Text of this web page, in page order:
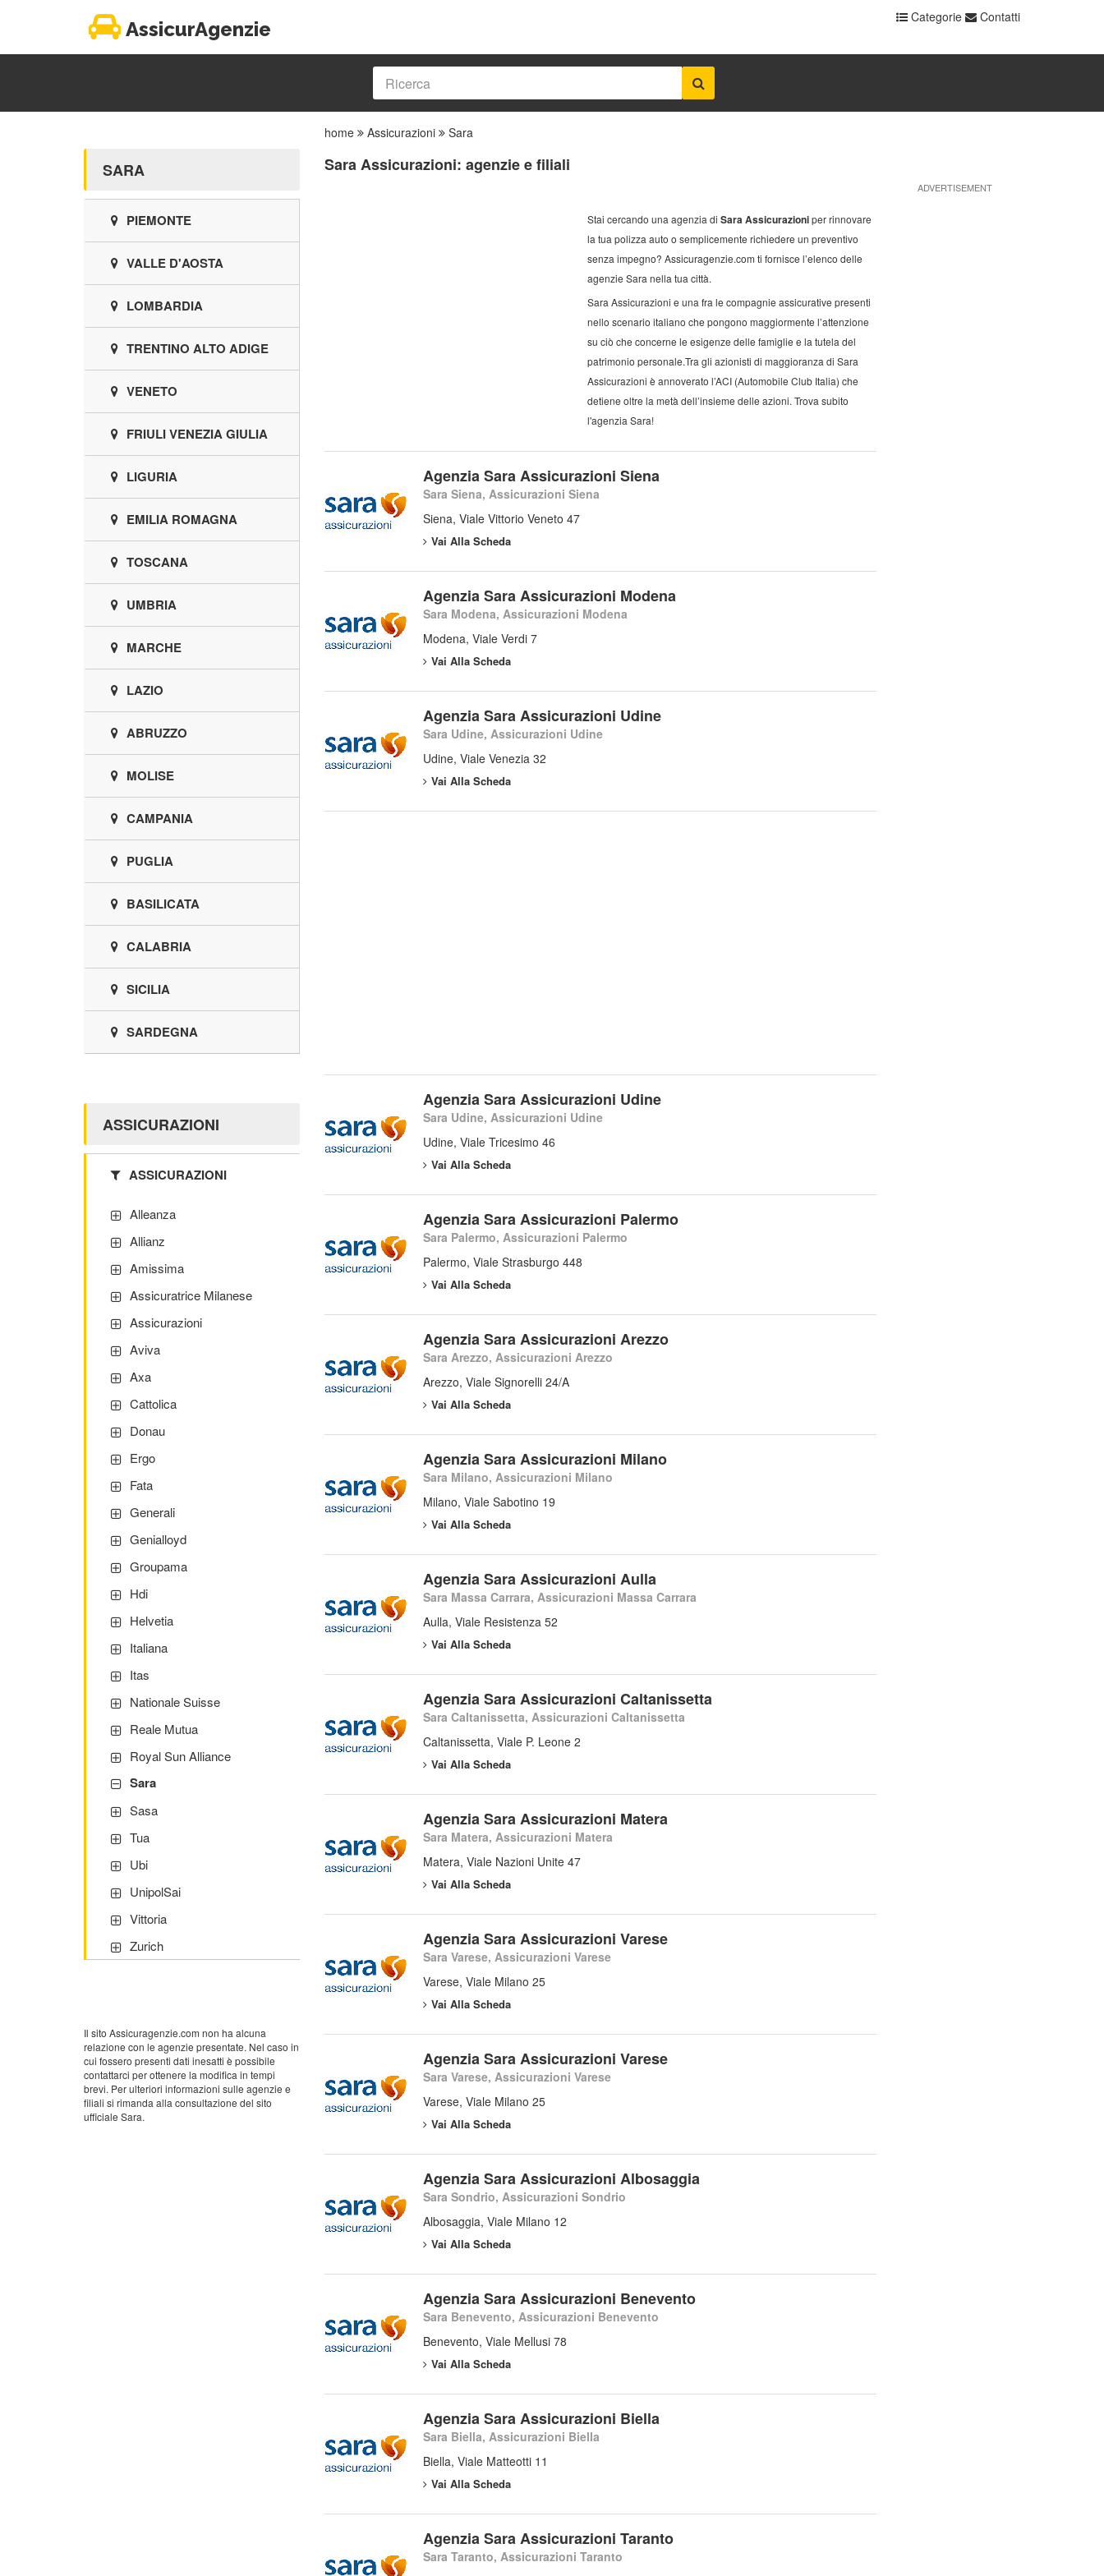
AssicurAgenzie
Categorie Contatti
home Assicurazioni Sara
Sara Assicurazioni: agenzie e filiali
Stai cercando una agenzia di Sara Assicurazioniper rinnovare
la tua polizza auto o semplicemente richiedere un preventivo
senza impegno? Assicuragenzie.com ti fornisce l’elenco delle
agenzie Sara nella tua città.
Sara Assicurazioni e una fra le compagnie assicurative presenti
nello scenario italiano che pongono maggiormente l’attenzione
su ciò che concerne le esigenze delle famiglie e la tutela del
patrimonio personale.Tra gli azionisti di maggioranza di Sara
Assicurazioni è annoverato l’ACI (Automobile Club Italia) che
detiene oltre la metà dell’insieme delle azioni. Trova subito
l'agenzia Sara!
Agenzia Sara Assicurazioni Siena
Sara Siena, Assicurazioni Siena
Siena, Viale Vittorio Veneto 47
Vai Alla Scheda
Agenzia Sara Assicurazioni Modena
Sara Modena, Assicurazioni Modena
Modena, Viale Verdi 7
Vai Alla Scheda
Agenzia Sara Assicurazioni Udine
Sara Udine, Assicurazioni Udine
Udine, Viale Venezia 32
Vai Alla Scheda
Agenzia Sara Assicurazioni Udine
Sara Udine, Assicurazioni Udine
Udine, Viale Tricesimo 46
Vai Alla Scheda
Agenzia Sara Assicurazioni Palermo
Sara Palermo, Assicurazioni Palermo
Palermo, Viale Strasburgo 448
Vai Alla Scheda
Agenzia Sara Assicurazioni Arezzo
Sara Arezzo, Assicurazioni Arezzo
Arezzo, Viale Signorelli 24/A
Vai Alla Scheda
Agenzia Sara Assicurazioni Milano
Sara Milano, Assicurazioni Milano
Milano, Viale Sabotino 19
Vai Alla Scheda
Agenzia Sara Assicurazioni Aulla
Sara Massa Carrara, Assicurazioni Massa Carrara
Aulla, Viale Resistenza 52
Vai Alla Scheda
Agenzia Sara Assicurazioni Caltanissetta
Sara Caltanissetta, Assicurazioni Caltanissetta
Caltanissetta, Viale P. Leone 2
Vai Alla Scheda
Agenzia Sara Assicurazioni Matera
Sara Matera, Assicurazioni Matera
Matera, Viale Nazioni Unite 47
Vai Alla Scheda
Agenzia Sara Assicurazioni Varese
Sara Varese, Assicurazioni Varese
Varese, Viale Milano 25
Vai Alla Scheda
Agenzia Sara Assicurazioni Varese
Sara Varese, Assicurazioni Varese
Varese, Viale Milano 25
Vai Alla Scheda
Agenzia Sara Assicurazioni Albosaggia
Sara Sondrio, Assicurazioni Sondrio
Albosaggia, Viale Milano 12
Vai Alla Scheda
Agenzia Sara Assicurazioni Benevento
Sara Benevento, Assicurazioni Benevento
Benevento, Viale Mellusi 78
Vai Alla Scheda
Agenzia Sara Assicurazioni Biella
Sara Biella, Assicurazioni Biella
Biella, Viale Matteotti 11
Vai Alla Scheda
Agenzia Sara Assicurazioni Taranto
Sara Taranto, Assicurazioni Taranto
ADVERTISEMENT
SARA
PIEMONTE
VALLE D'AOSTA
LOMBARDIA
TRENTINO ALTO ADIGE
VENETO
FRIULI VENEZIA GIULIA
LIGURIA
EMILIA ROMAGNA
TOSCANA
UMBRIA
MARCHE
LAZIO
ABRUZZO
MOLISE
CAMPANIA
PUGLIA
BASILICATA
CALABRIA
SICILIA
SARDEGNA
ASSICURAZIONI
ASSICURAZIONI
Alleanza
Allianz
Amissima
Assicuratrice Milanese
Assicurazioni
Aviva
Axa
Cattolica
Donau
Ergo
Fata
Generali
Genialloyd
Groupama
Hdi
Helvetia
Italiana
Itas
Nationale Suisse
Reale Mutua
Royal Sun Alliance
Sara
Sasa
Tua
Ubi
UnipolSai
Vittoria
Zurich
Il sito Assicuragenzie.com non ha alcuna
relazione con le agenzie presentate. Nel caso in
cui fossero presenti dati inesatti è possibile
contattarci per ottenere la modifica in tempi
brevi. Per ulteriori informazioni sulle agenzie e
filiali si rimanda alla consultazione del sito
ufficiale Sara.